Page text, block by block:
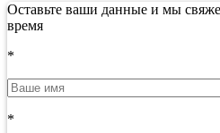
Оставьте ваши данные и мы
время
*
*